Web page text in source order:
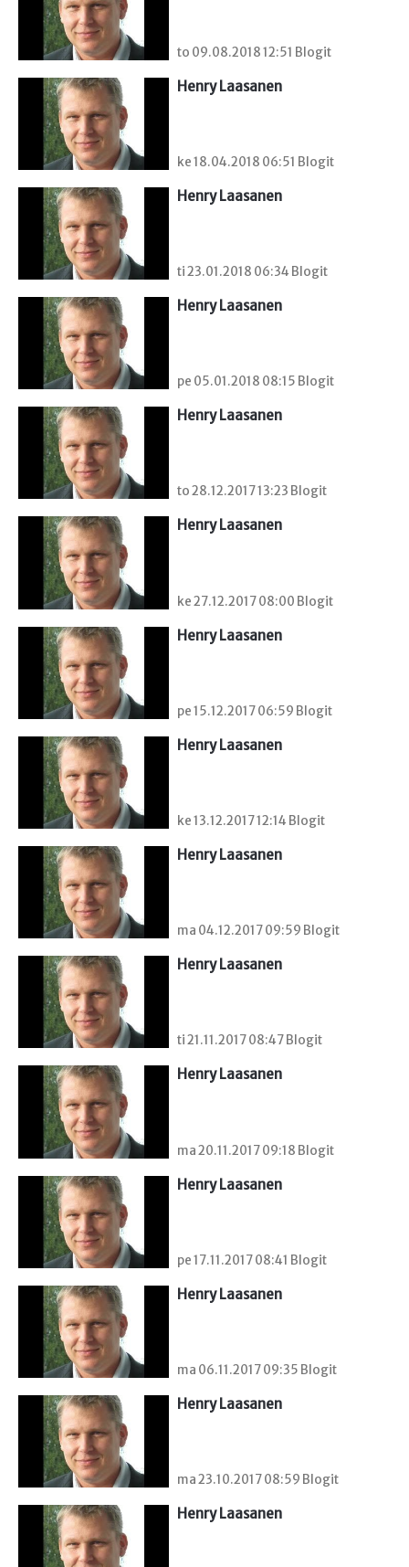
to 09.08.2018 12:51 Blogit
Henry Laasanen
ke 18.04.2018 06:51 Blogit
Henry Laasanen
ti 23.01.2018 06:34 Blogit
Henry Laasanen
pe 05.01.2018 08:15 Blogit
Henry Laasanen
to 28.12.2017 13:23 Blogit
Henry Laasanen
ke 27.12.2017 08:00 Blogit
Henry Laasanen
pe 15.12.2017 06:59 Blogit
Henry Laasanen
ke 13.12.2017 12:14 Blogit
Henry Laasanen
ma 04.12.2017 09:59 Blogit
Henry Laasanen
ti 21.11.2017 08:47 Blogit
Henry Laasanen
ma 20.11.2017 09:18 Blogit
Henry Laasanen
pe 17.11.2017 08:41 Blogit
Henry Laasanen
ma 06.11.2017 09:35 Blogit
Henry Laasanen
ma 23.10.2017 08:59 Blogit
Henry Laasanen